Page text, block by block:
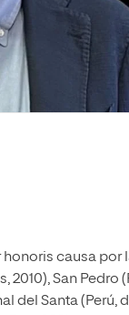
de Humanidades
de Organización y
causa por
2010), San
del Santa